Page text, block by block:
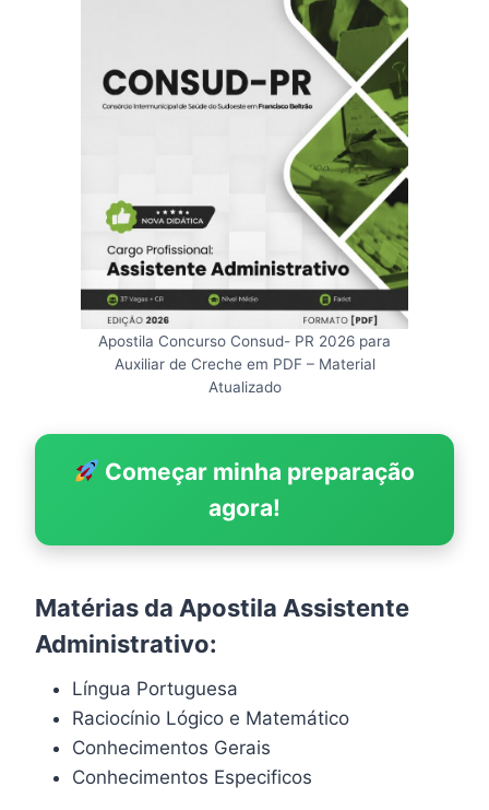
Apostila Concurso Consud- PR 2026 para
Auxiliar de Creche em PDF – Material
Atualizado
Começar minha preparação
agora!
Matérias da Apostila Assistente
Administrativo:
Língua Portuguesa
Raciocínio Lógico e Matemático
Conhecimentos Gerais
Conhecimentos Especificos